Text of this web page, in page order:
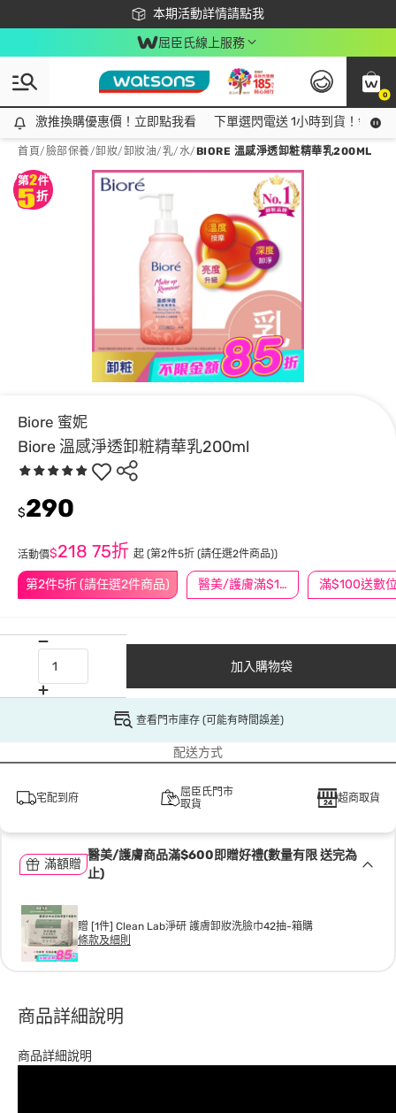
本期活動詳情請點我
下載app最高回饋$350
屈臣氏線上服務
0
激推換購優惠價！立即點我看
激推換購優惠價！立即點我看 下單選閃電送 1小時到貨！領神
首頁/臉部保養/卸妝/卸妝油/乳/水/BIORE 溫感淨透卸粧精華乳200ML
Biore 蜜妮
Biore 溫感淨透卸粧精華乳200ml
第2件5折 (請任選2件商品) 醫美/護膚滿$1200送$200
$290
活動價$218 75折 起 (第2件5折 (請任選2件商品))
加入購物袋
查看門市庫存 (可能有時間誤差)
配送方式
宅配到府
屈臣氏門市
取貨
超商取貨
滿額贈
醫美/護膚商品滿$600即贈好禮(數量有限 送完為
止)
贈 [1件] Clean Lab淨研 護膚卸妝洗臉巾42抽-箱購
條款及細則
商品詳細說明
商品詳細說明